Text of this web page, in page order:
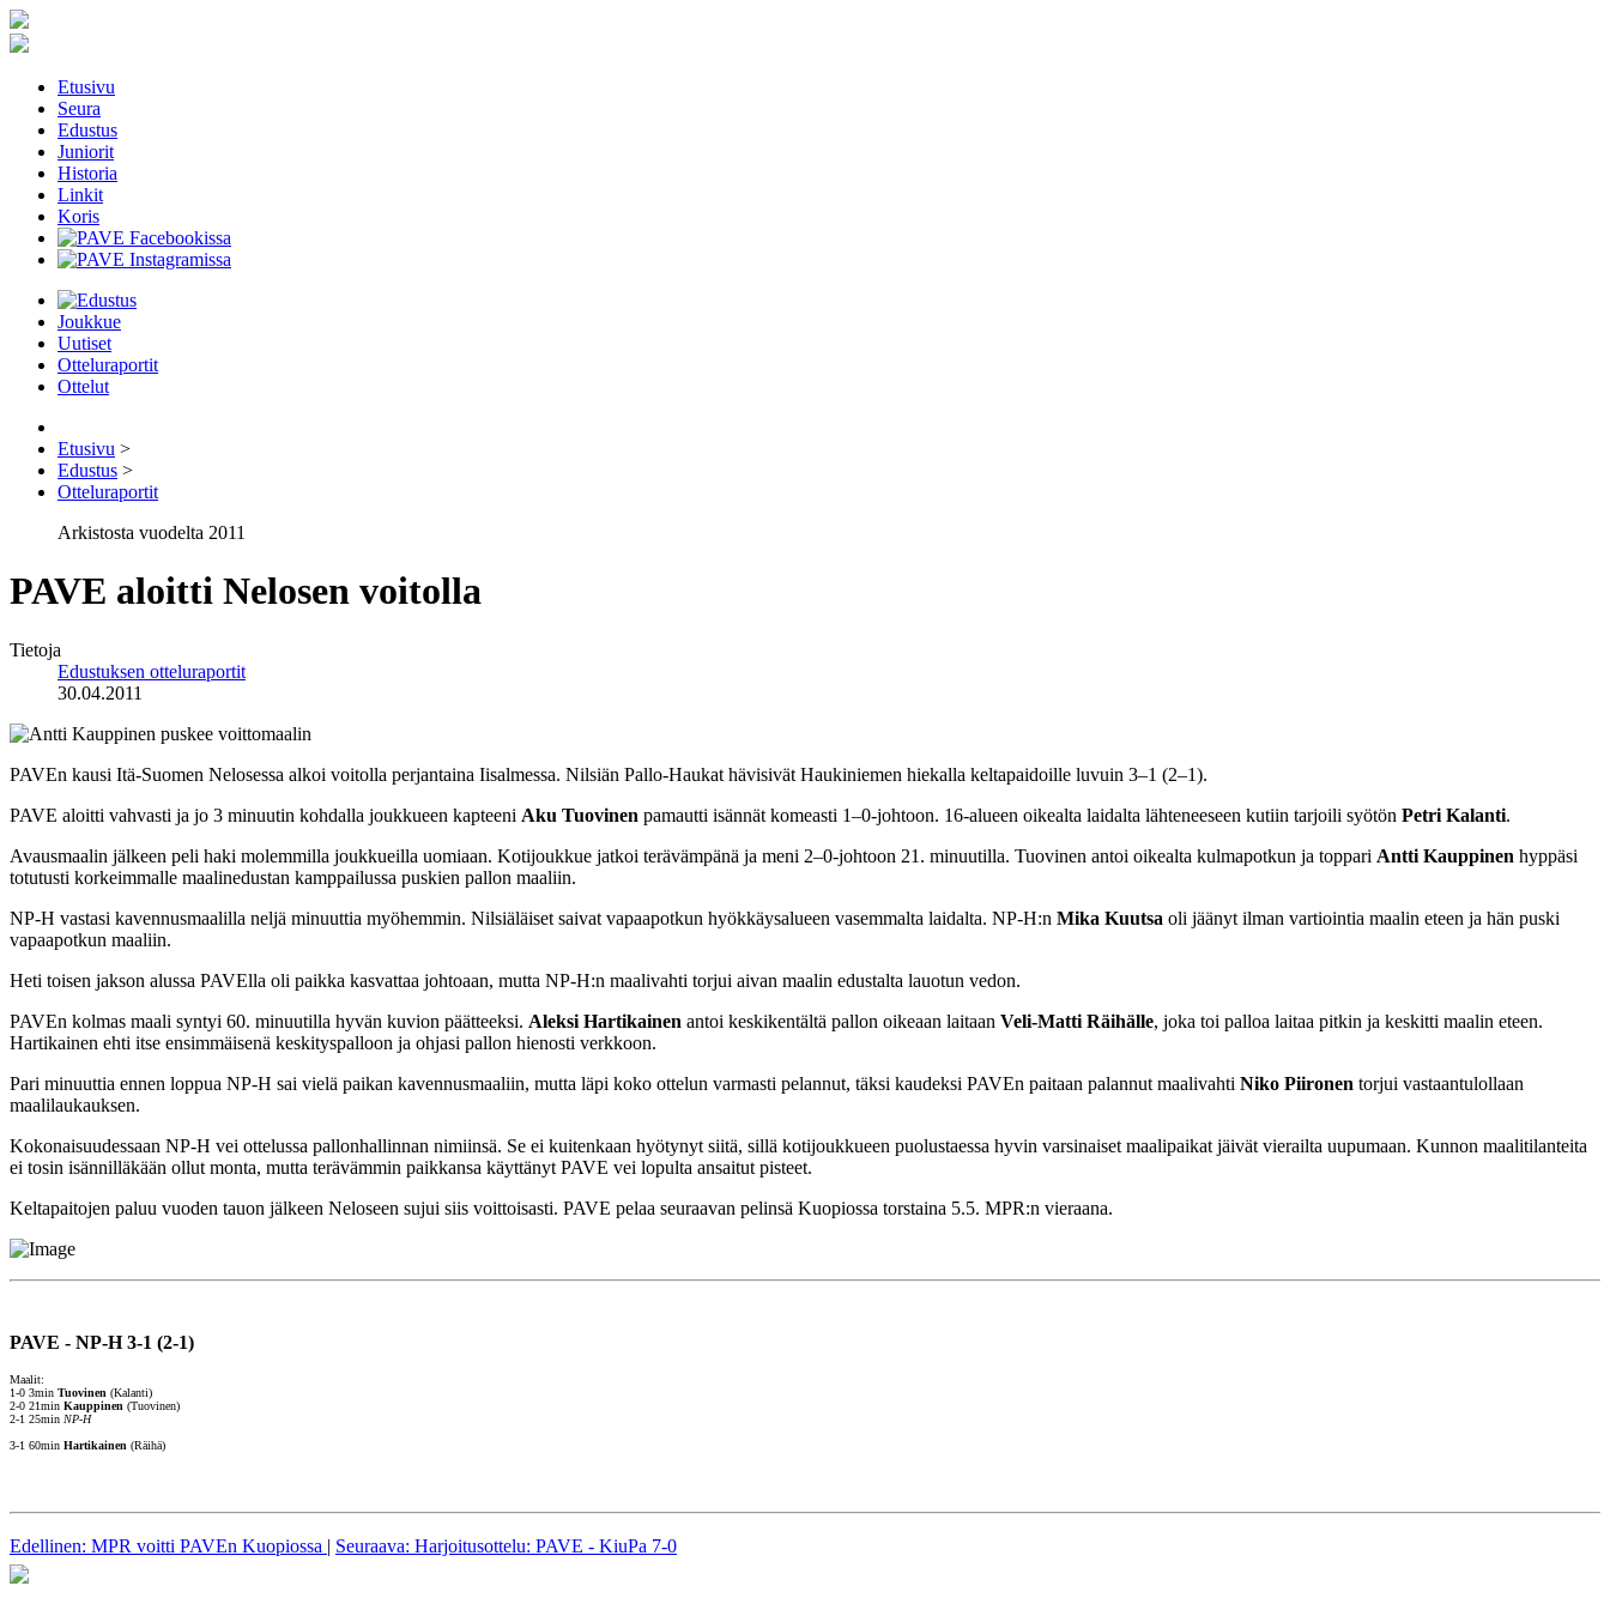
Etusivu
Seura
Edustus
Juniorit
Historia
Linkit
Koris
Joukkue
Uutiset
Otteluraportit
Ottelut
Etusivu >
Edustus >
Otteluraportit
Arkistosta vuodelta 2011
PAVE aloitti Nelosen voitolla
Tietoja
Edustuksen otteluraportit
30.04.2011
PAVEn kausi Itä-Suomen Nelosessa alkoi voitolla perjantaina Iisalmessa. Nilsiän Pallo-Haukat hävisivät Haukiniemen hiekalla keltapaidoille luvuin 3–1 (2–1).
PAVE aloitti vahvasti ja jo 3 minuutin kohdalla joukkueen kapteeni Aku Tuovinen pamautti isännät komeasti 1–0-johtoon. 16-alueen oikealta laidalta lähteneeseen kutiin tarjoili syötön Petri Kalanti.
Avausmaalin jälkeen peli haki molemmilla joukkueilla uomiaan. Kotijoukkue jatkoi terävämpänä ja meni 2–0-johtoon 21. minuutilla. Tuovinen antoi oikealta kulmapotkun ja toppari Antti Kauppinen hyppäsi
totutusti korkeimmalle maalinedustan kamppailussa puskien pallon maaliin.
NP-H vastasi kavennusmaalilla neljä minuuttia myöhemmin. Nilsiäläiset saivat vapaapotkun hyökkäysalueen vasemmalta laidalta. NP-H:n Mika Kuutsa oli jäänyt ilman vartiointia maalin eteen ja hän puski
vapaapotkun maaliin.
Heti toisen jakson alussa PAVElla oli paikka kasvattaa johtoaan, mutta NP-H:n maalivahti torjui aivan maalin edustalta lauotun vedon.
PAVEn kolmas maali syntyi 60. minuutilla hyvän kuvion päätteeksi. Aleksi Hartikainen antoi keskikentältä pallon oikeaan laitaan Veli-Matti Räihälle, joka toi palloa laitaa pitkin ja keskitti maalin eteen.
Hartikainen ehti itse ensimmäisenä keskityspalloon ja ohjasi pallon hienosti verkkoon.
Pari minuuttia ennen loppua NP-H sai vielä paikan kavennusmaaliin, mutta läpi koko ottelun varmasti pelannut, täksi kaudeksi PAVEn paitaan palannut maalivahti Niko Piironen torjui vastaantulollaan
maalilaukauksen.
Kokonaisuudessaan NP-H vei ottelussa pallonhallinnan nimiinsä. Se ei kuitenkaan hyötynyt siitä, sillä kotijoukkueen puolustaessa hyvin varsinaiset maalipaikat jäivät vierailta uupumaan. Kunnon maalitilanteita
ei tosin isännilläkään ollut monta, mutta terävämmin paikkansa käyttänyt PAVE vei lopulta ansaitut pisteet.
Keltapaitojen paluu vuoden tauon jälkeen Neloseen sujui siis voittoisasti. PAVE pelaa seuraavan pelinsä Kuopiossa torstaina 5.5. MPR:n vieraana.
PAVE - NP-H 3-1 (2-1)
Maalit:
1-0 3min Tuovinen (Kalanti)
2-0 21min Kauppinen (Tuovinen)
2-1 25min NP-H
3-1 60min Hartikainen (Räihä)
Edellinen: MPR voitti PAVEn Kuopiossa | Seuraava: Harjoitusottelu: PAVE - KiuPa 7-0